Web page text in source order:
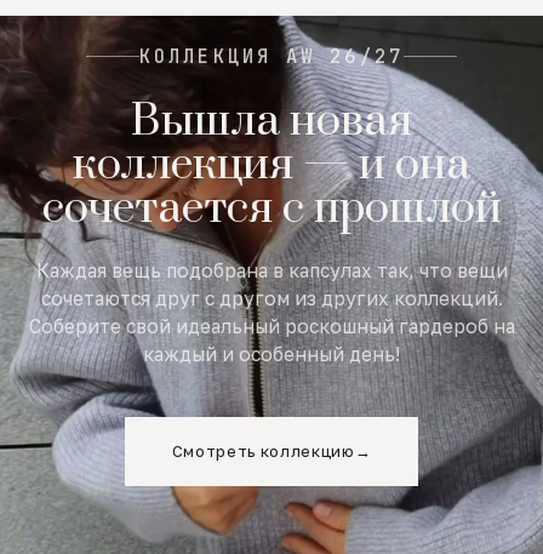
КОЛЛЕКЦИЯ AW 26/27
Вышла новая
коллекция — и она
сочетается с прошлой
Каждая вещь подобрана в капсулах так, что вещи
сочетаются друг с другом из других коллекций.
Соберите свой идеальный роскошный гардероб на
каждый и особенный день!
Смотреть коллекцию →